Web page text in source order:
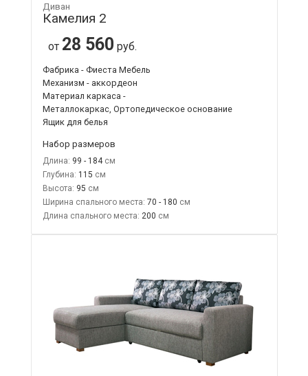
Диван
Камелия 2
от 28 560 руб.
Фабрика - Фиеста Мебель
Механизм - аккордеон
Материал каркаса -
Металлокаркас, Ортопедическое основание
Ящик для белья
Набор размеров
Длина: 99 - 184
Глубина: 115
Высота: 95
Ширина спального места: 70 - 180
Длина спального места: 200